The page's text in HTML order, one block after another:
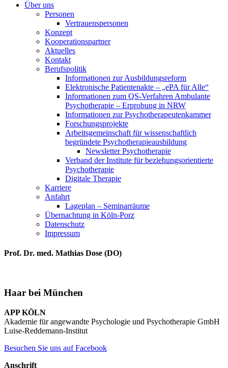
Über uns
Personen
Vertrauenspersonen
Konzept
Kooperationspartner
Aktuelles
Kontakt
Berufspolitik
Informationen zur Ausbildungsreform
Elektronische Patientenakte – „ePA für Alle“
Informationen zum QS-Verfahren Ambulante
Psychotherapie – Erprobung in NRW
Informationen zur Psychotherapeutenkammer
Forschungsprojekte
Arbeitsgemeinschaft für wissenschaftlich
begründete Psychotherapieausbildung
Newsletter Psychotherapie
Verband der Institute für beziehungsorientierte
Psychotherapie
Digitale Therapie
Karriere
Anfahrt
Lageplan – Seminarräume
Übernachtung in Köln-Porz
Datenschutz
Impressum
Prof. Dr. med. Mathias Dose (DO)
Haar bei München
APP KÖLN
Akademie für angewandte Psychologie und Psychotherapie GmbH
Luise-Reddemann-Institut
Besuchen Sie uns auf Facebook
Anschrift